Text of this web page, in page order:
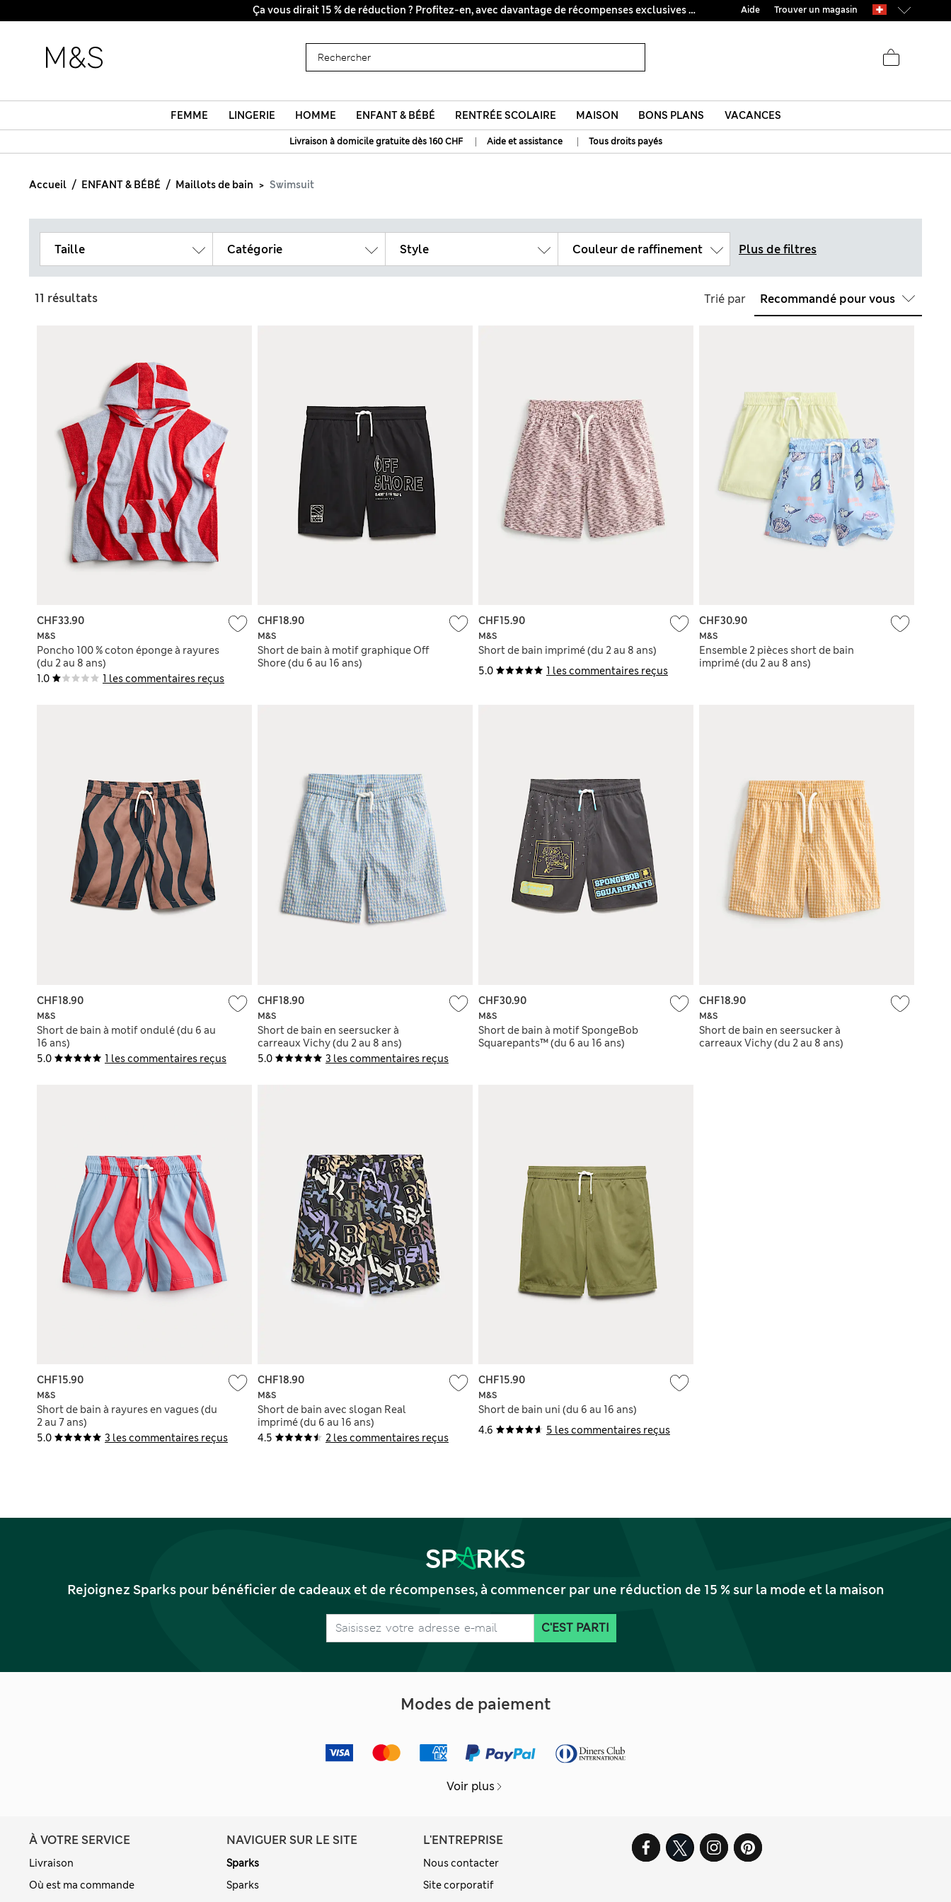
Ça vous dirait 15 % de réduction ? Profitez-en, avec davantage de récompenses exclusives en vous inscrivant à Sparks
Tous droits payés Aide Trouver un magasin
FEMME LINGERIE HOMME ENFANT & BÉBÉ RENTRÉE SCOLAIRE MAISON BONS PLANS VACANCES
Livraison à domicile gratuite dès 160 CHF | Aide et assistance | Tous droits payés
Accueil ENFANT & BÉBÉ Maillots de bain Swimsuit
Taille Catégorie Style Couleur de raffinement Plus de filtres
11 résultats Trié par
1.0 1 les commentaires reçus
M&S
Poncho 100 % coton éponge à rayures
(du 2 au 8 ans)
CHF33.90
M&S
Short de bain à motif graphique Off
Shore (du 6 au 16 ans)
CHF18.90
5.0 1 les commentaires reçus
M&S
Short de bain imprimé (du 2 au 8 ans)
CHF15.90
M&S
Ensemble 2 pièces short de bain
imprimé (du 2 au 8 ans)
CHF30.90
5.0 1 les commentaires reçus
M&S
Short de bain à motif ondulé (du 6 au
16 ans)
CHF18.90
5.0 3 les commentaires reçus
M&S
Short de bain en seersucker à
carreaux Vichy (du 2 au 8 ans)
CHF18.90
M&S
Short de bain à motif SpongeBob
Squarepants™ (du 6 au 16 ans)
CHF30.90
M&S
Short de bain en seersucker à
carreaux Vichy (du 2 au 8 ans)
CHF18.90
5.0 3 les commentaires reçus
M&S
Short de bain à rayures en vagues (du
2 au 7 ans)
CHF15.90
4.5 2 les commentaires reçus
M&S
Short de bain avec slogan Real
imprimé (du 6 au 16 ans)
CHF18.90
4.6 5 les commentaires reçus
M&S
Short de bain uni (du 6 au 16 ans)
CHF15.90
Rejoignez Sparks pour bénéficier de cadeaux et de récompenses, à commencer par une réduction de 15 % sur la mode et la maison
C'EST PARTI
Modes de paiement
Voir plus
À VOTRE SERVICE
Livraison
Où est ma commande
NAVIGUER SUR LE SITE
Sparks
Sparks
L'ENTREPRISE
Nous contacter
Site corporatif